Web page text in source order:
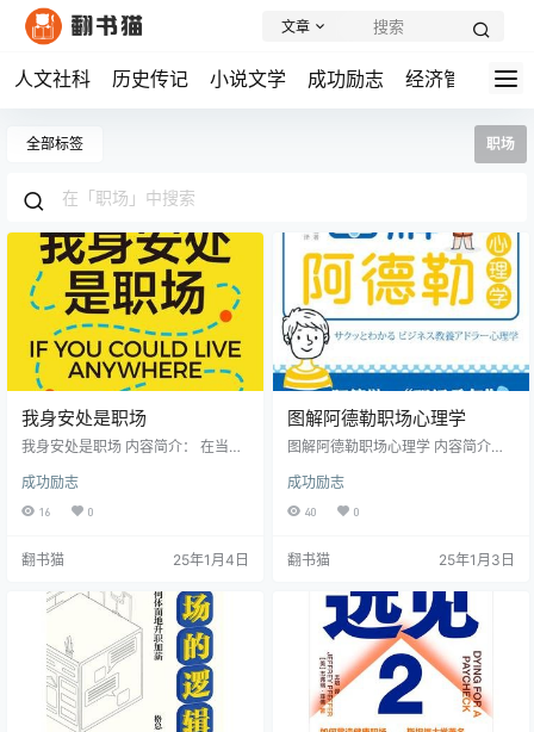
人文社科 历史传记 小说文学 成功励志 经济管理 学
文章
全部标签 职场
我身安处是职场
我身安处是职场 内容简介： 在当今
选择的困扰:如果可以在任何地方工
作,那在哪里工作和生活还重要吗?该
在大城市?这些都是现代职场人常见
书恰恰聚焦于数字游民的生活与工
作方式。随着远程办公的普及,数字
游民这一群体不断壮大。他们可以
自由选择工作地点,不受地域限制,但
同时也面临着如…
成功励志
16 0
翻书猫 25年1月4日
图解阿德勒职场心理学
图解阿德勒职场心理学 内容简介：
基于阿德勒心理学理论的职场指导
书籍。这本书以图文并茂的形式，
衡等现代职场人普遍关注的问题进
何突破职场心理困境、重建职业信
心，以及如何准确定位自我、成为
职场心理达人等核心议题。通过阿
德勒的"职场勇气"理论，为读者提供
了一系列实用…
成功励志
40 0
翻书猫 25年1月3日